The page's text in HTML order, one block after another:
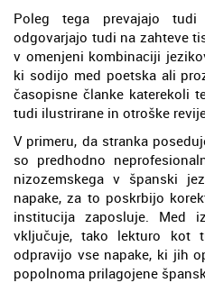
Poleg tega prevajajo tudi
odgovarjajo tudi na zahteve
v omenjeni kombinaciji
ki sodijo med poetska ali
časopisne članke katerekoli
tudi ilustrirane in otroške
V primeru, da stranka
so predhodno
nizozemskega v španski
napake, za to poskrbijo
institucija zaposluje. Med
vključuje, tako lekturo kot
odpravijo vse napake, ki jih
popolnoma prilagojene